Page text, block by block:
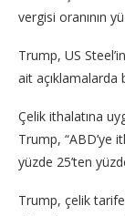
vergisi oranının
Trump, US
ait açıklamalarda
Çelik ithalatına
Trump, “ABD’ye
yüzde 25’ten
Trump, çelik